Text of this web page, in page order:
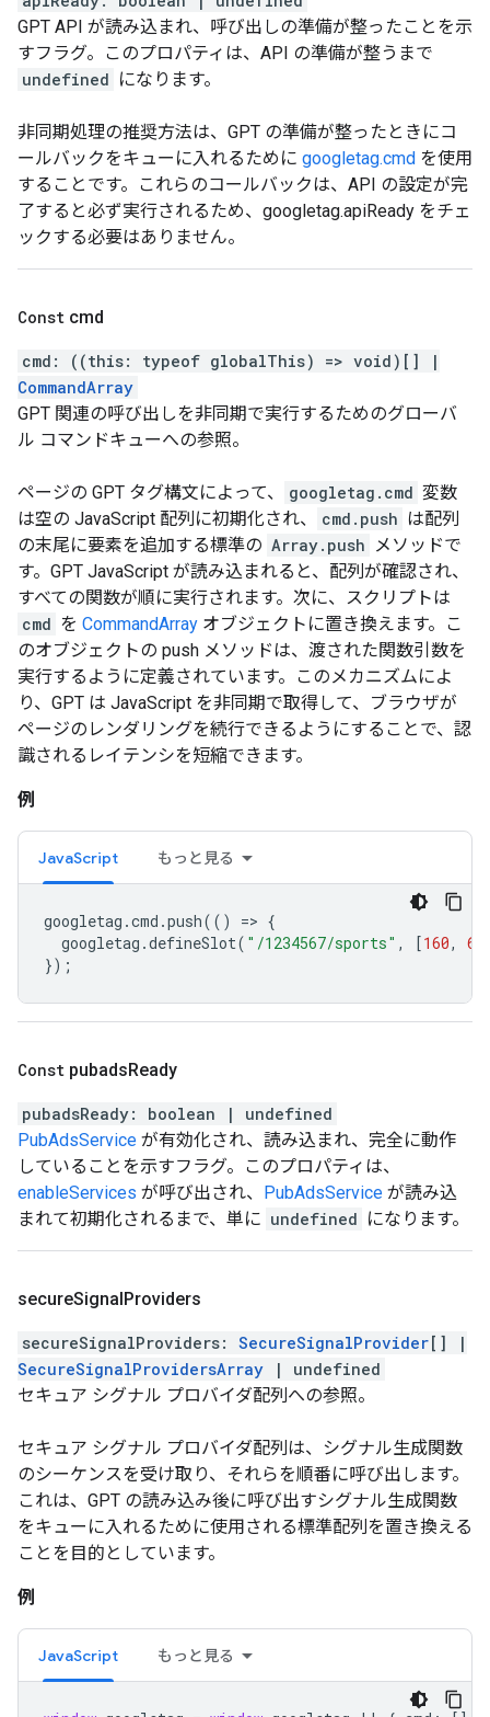
GPT API が読み込まれ、呼び出しの準備が整ったことを示
すフラグ。このプロパティは、API の準備が整うまで
undefined になります。
非同期処理の推奨方法は、GPT の準備が整ったときにコ
ールバックをキューに入れるために googletag.cmd を使用
することです。これらのコールバックは、API の設定が完
了すると必ず実行されるため、googletag.apiReady をチェ
ックする必要はありません。
Const cmd
cmd : ( (this: typeof globalThis) => void ) []
|
CommandArray
GPT 関連の呼び出しを非同期で実行するためのグローバ
ル コマンドキューへの参照。
ページの GPT タグ構文によって、 googletag.cmd 変数
は空の JavaScript 配列に初期化され、
cmd.push は配列
の末尾に要素を追加する標準の Array.push メソッドで
す。GPT JavaScript が読み込まれると、配列が確認され、
すべての関数が順に実行されます。次に、スクリプトは
cmd を CommandArray オブジェクトに置き換えます。こ
のオブジェクトの push メソッドは、渡された関数引数を
実行するように定義されています。このメカニズムによ
り、GPT は JavaScript を非同期で取得して、ブラウザが
ページのレンダリングを続行できるようにすることで、認
識されるレイテンシを短縮できます。
例
JavaScript もっと見る
googletag .cmd .push(() => {
googletag .defineSlot( "/1234567/sports" , [160,
});
Const pubadsReady
pubadsReady: boolean | undefined
PubAdsService が有効化され、読み込まれ、完全に動作
していることを示すフラグ。このプロパティは、
enableServices が呼び出され、 PubAdsService が読み込
まれて初期化されるまで、単に undefined になります。
secureSignalProviders
secureSignalProviders: SecureSignalProvider[]
|
SecureSignalProvidersArray | undefined
セキュア シグナル プロバイダ配列への参照。
セキュア シグナル プロバイダ配列は、シグナル生成関数
のシーケンスを受け取り、それらを順番に呼び出します。
これは、GPT の読み込み後に呼び出すシグナル生成関数
をキューに入れるために使用される標準配列を置き換える
ことを目的としています。
例
JavaScript もっと見る